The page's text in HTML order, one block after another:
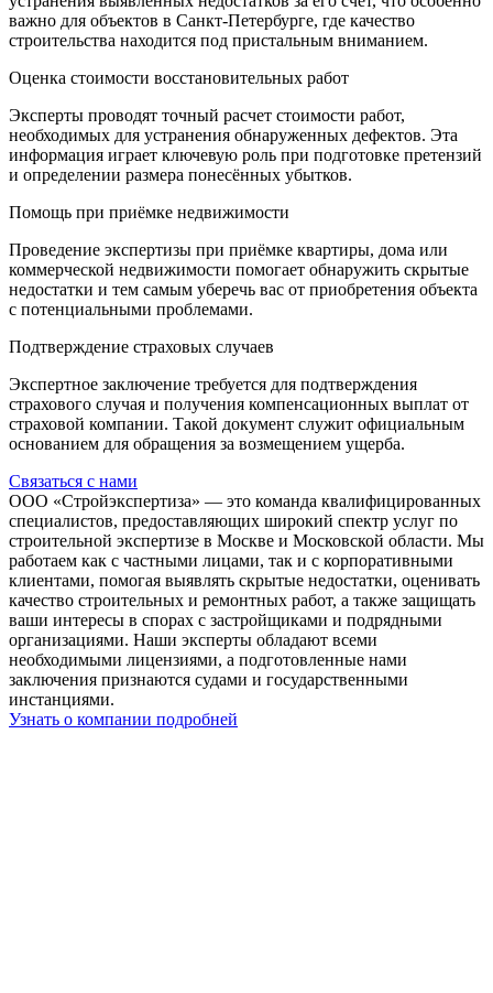
важно для объектов в Санкт-Петербурге, где качество
строительства находится под пристальным вниманием.
Оценка стоимости восстановительных работ
Эксперты проводят точный расчет стоимости работ,
необходимых для устранения обнаруженных дефектов. Эта
информация играет ключевую роль при подготовке претензий
и определении размера понесённых убытков.
Помощь при приёмке недвижимости
Проведение экспертизы при приёмке квартиры, дома или
коммерческой недвижимости помогает обнаружить скрытые
недостатки и тем самым уберечь вас от приобретения объекта
с потенциальными проблемами.
Подтверждение страховых случаев
Экспертное заключение требуется для подтверждения
страхового случая и получения компенсационных выплат от
страховой компании. Такой документ служит официальным
основанием для обращения за возмещением ущерба.
Связаться с нами
ООО «Стройэкспертиза» — это команда квалифицированных
специалистов, предоставляющих широкий спектр услуг по
строительной экспертизе в Москве и Московской области. Мы
работаем как с частными лицами, так и с корпоративными
клиентами, помогая выявлять скрытые недостатки, оценивать
качество строительных и ремонтных работ, а также защищать
ваши интересы в спорах с застройщиками и подрядными
организациями. Наши эксперты обладают всеми
необходимыми лицензиями, а подготовленные нами
заключения признаются судами и государственными
инстанциями.
Узнать о компании подробней